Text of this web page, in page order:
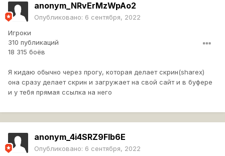
anonym_NRvErMzWpAo2
Опубликовано: 6 сентября, 2022
Игроки
310 публикаций
18 315 боёв
Я кидаю обычно через прогу, которая делает скрин(sharex)
она сразу делает скрин и загружает на свой сайт и в буфере
и у тебя прямая ссылка на него
anonym_4i4SRZ9Flb6E
Опубликовано: 6 сентября, 2022